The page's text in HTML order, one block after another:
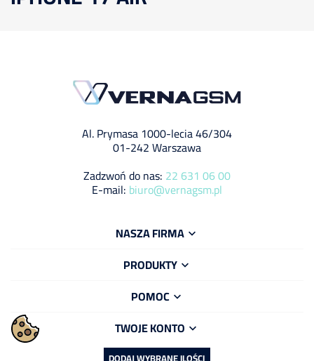
Al. Prymasa 1000-lecia 46/304
01-242 Warszawa
Zadzwoń do nas: 22 631 06 00
E-mail: biuro@vernagsm.pl
NASZA FIRMA 
PRODUKTY 
POMOC 
TWOJE KONTO 